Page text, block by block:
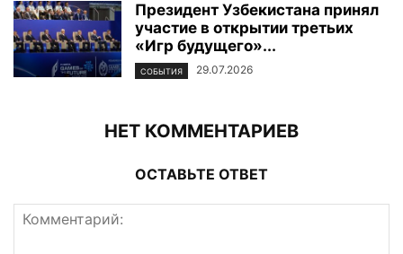
Президент Узбекистана принял
участие в открытии третьих
«Игр будущего»...
СОБЫТИЯ 29.07.2026
НЕТ КОММЕНТАРИЕВ
ОСТАВЬТЕ ОТВЕТ